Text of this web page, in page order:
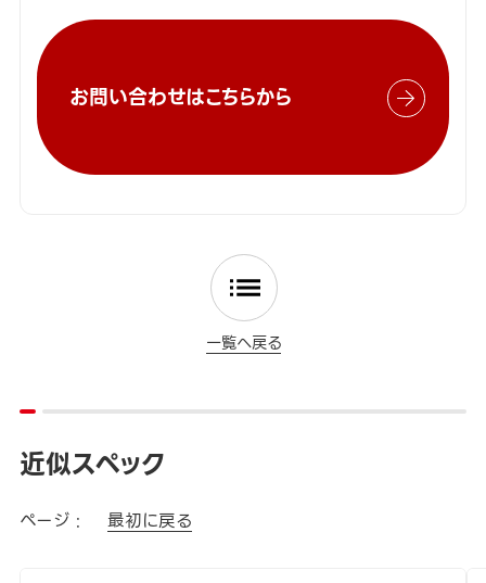
お問い合わせはこちらから
一覧へ戻る
近似スペック
ページ : 最初に戻る